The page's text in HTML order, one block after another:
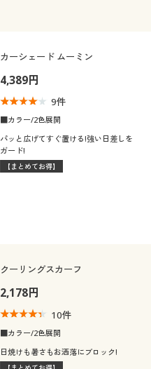
カーシェード ムーミン
4,389円
9件
■カラー/2色展開
パッと広げてすぐ置ける!強い日差しを
ガード!
【まとめてお得】
クーリングスカーフ
2,178円
10件
■カラー/2色展開
日焼けも暑さもお洒落にブロック!